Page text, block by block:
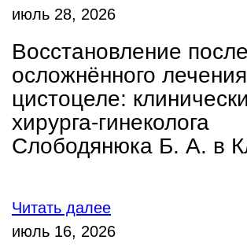
июль 28, 2026
Восстановление после
осложнённого лечения
цистоцеле:
хирурга-гинеколога
Слободянюка Б. А. в
Читать далее
июль 16, 2026